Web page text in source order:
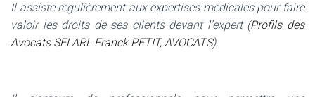
Il assiste régulièrement aux expertises médicales pour faire
valoir les droits de ses clients devant l’expert (Profils des
Avocats SELARL Franck PETIT, AVOCATS).